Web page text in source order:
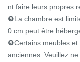
nt faire leurs propres
❺La chambre est
0 cm peut être
❻Certains meubles et
anciennes. Veuillez